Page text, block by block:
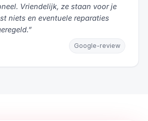
Vriendelijk, ze staan voor je
niets en eventuele reparaties
Google-review